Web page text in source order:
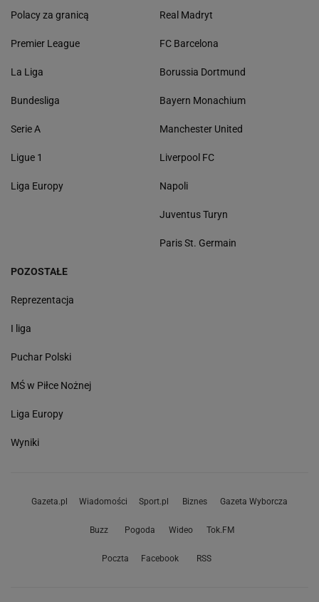
Polacy za granicą
Premier League
La Liga
Bundesliga
Serie A
Ligue 1
Liga Europy
Real Madryt
FC Barcelona
Borussia Dortmund
Bayern Monachium
Manchester United
Liverpool FC
Napoli
Juventus Turyn
Paris St. Germain
POZOSTAŁE
Reprezentacja
I liga
Puchar Polski
MŚ w Piłce Nożnej
Liga Europy
Wyniki
Gazeta.pl Wiadomości Sport.pl Biznes Gazeta Wyborcza
Buzz Pogoda Wideo Tok.FM
Poczta Facebook RSS